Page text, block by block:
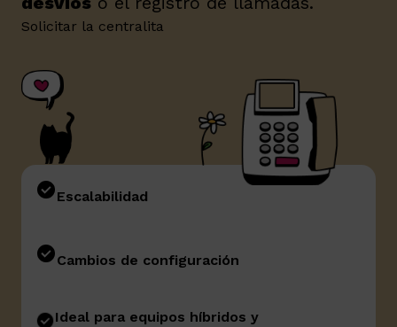
Solicitar la centralita
Escalabilidad
Cambios de configuración
Ideal para equipos híbridos y